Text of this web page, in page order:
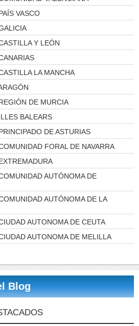
VASCO
Y LEÓN
LA MANCHA
DE MURCIA
BALEARS
DE ASTURIAS
FORAL DE NAVARRA
AUTÓNOMA DE
AUTÓNOMA DE LA
AUTONOMA DE CEUTA
AUTONOMA DE MELILLA
Blog